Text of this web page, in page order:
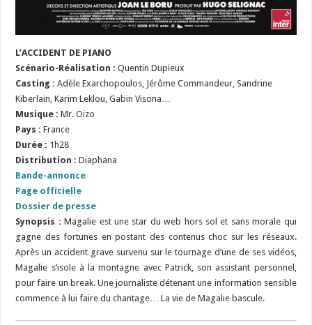
L’ACCIDENT DE PIANO
Scénario-Réalisation :Quentin Dupieux
Casting :Adèle Exarchopoulos, Jérôme Commandeur, Sandrine
Kiberlain, Karim Leklou, Gabin Visona…
Musique : Mr. Oizo
Pays : France
Durée : 1h28
Distribution : Diaphana
Bande-annonce
Page officielle
Dossier de presse
Synopsis :Magalie est une star du web hors sol et sans morale qui
gagne des fortunes en postant des contenus choc sur les réseaux.
Après un accident grave survenu sur le tournage d’une de ses vidéos,
Magalie s’isole à la montagne avec Patrick, son assistant personnel,
pour faire un break. Une journaliste détenant une information sensible
commence à lui faire du chantage… La vie de Magalie bascule.